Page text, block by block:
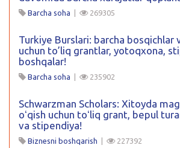
Barcha soha | 269305
Turkiye Burslari: barcha bosqichlar
uchun to’liq grantlar, yotoqxona,
boshqalar!
Barcha soha | 235902
Schwarzman Scholars: Xitoyda
oʻqish uchun toʻliq grant, bepul
va stipendiya!
Biznesni boshqarish | 227392